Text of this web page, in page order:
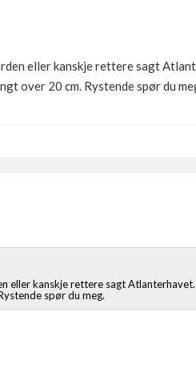
eller kanskje rettere sagt
over 20 cm. Rystende spør du
eller kanskje rettere sagt
spør du meg.